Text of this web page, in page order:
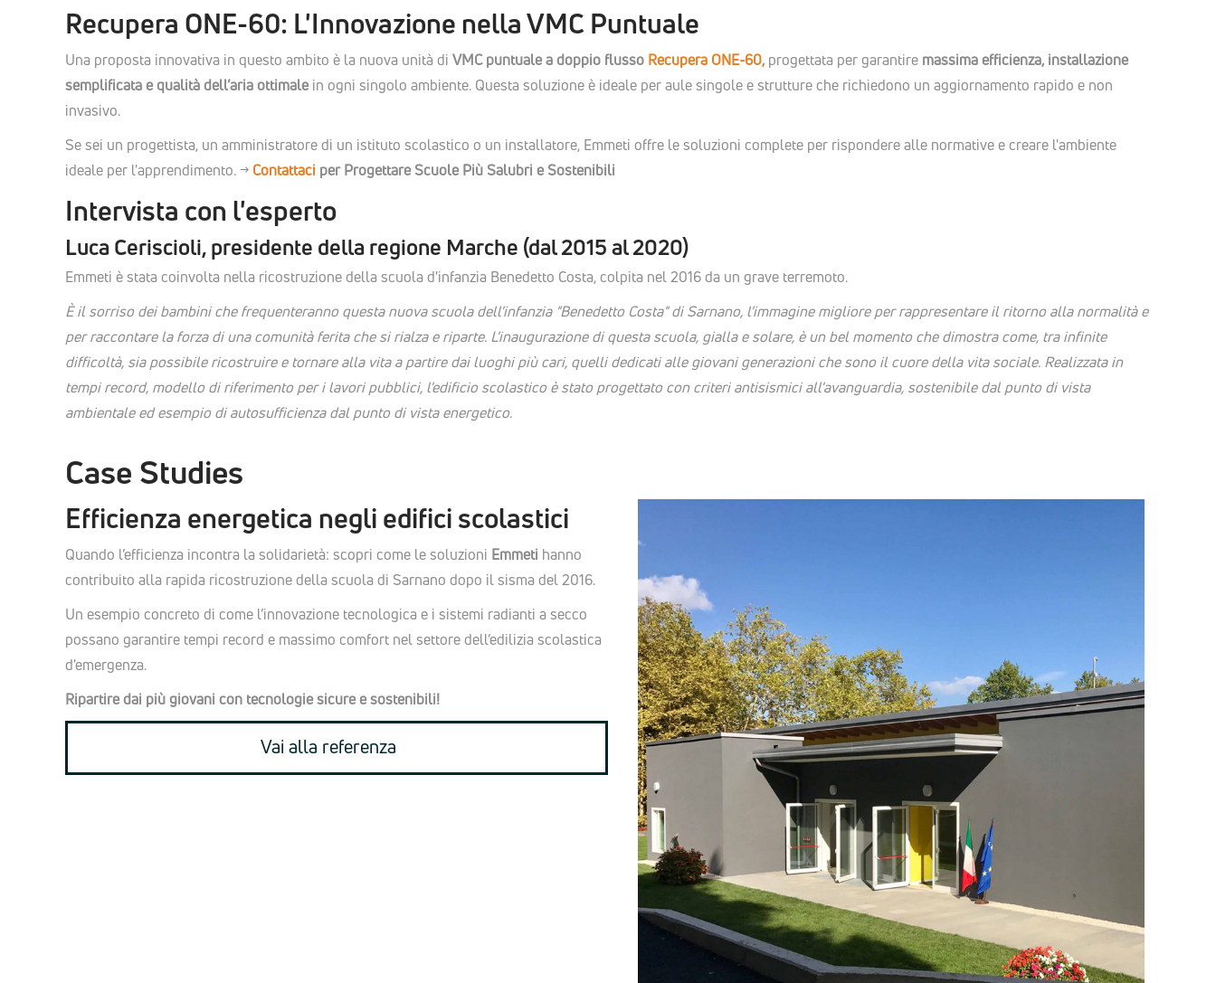
Recupera ONE-60: L'Innovazione nella VMC Puntuale
Una proposta innovativa in questo ambito è la nuova unità di VMC puntuale a doppio flusso Recupera ONE-60, progettata per garantire massima efficienza, installazione
semplificata e qualità dell’aria ottimale in ogni singolo ambiente. Questa soluzione è ideale per aule singole e strutture che richiedono un aggiornamento rapido e non
invasivo.
Se sei un progettista, un amministratore di un istituto scolastico o un installatore, Emmeti offre le soluzioni complete per rispondere alle normative e creare l'ambiente
ideale per l'apprendimento. -> Contattaci per Progettare Scuole Più Salubri e Sostenibili
Intervista con l'esperto
Luca Ceriscioli, presidente della regione Marche (dal 2015 al 2020)
Emmeti è stata coinvolta nella ricostruzione della scuola d'infanzia Benedetto Costa, colpita nel 2016 da un grave terremoto.
È il sorriso dei bambini che frequenteranno questa nuova scuola dell'infanzia "Benedetto Costa" di Sarnano, l'immagine migliore per rappresentare il ritorno alla normalità e
per raccontare la forza di una comunità ferita che si rialza e riparte. L'inaugurazione di questa scuola, gialla e solare, è un bel momento che dimostra come, tra infinite
difficoltà, sia possibile ricostruire e tornare alla vita a partire dai luoghi più cari, quelli dedicati alle giovani generazioni che sono il cuore della vita sociale. Realizzata in
tempi record, modello di riferimento per i lavori pubblici, l'edificio scolastico è stato progettato con criteri antisismici all'avanguardia, sostenibile dal punto di vista
ambientale ed esempio di autosufficienza dal punto di vista energetico.
Case Studies
Efficienza energetica negli edifici scolastici
Quando l’efficienza incontra la solidarietà: scopri come le soluzioni Emmeti hanno
contribuito alla rapida ricostruzione della scuola di Sarnano dopo il sisma del 2016.
Un esempio concreto di come l’innovazione tecnologica e i sistemi radianti a secco
possano garantire tempi record e massimo comfort nel settore dell’edilizia scolastica
d'emergenza.
Ripartire dai più giovani con tecnologie sicure e sostenibili!
Vai alla referenza